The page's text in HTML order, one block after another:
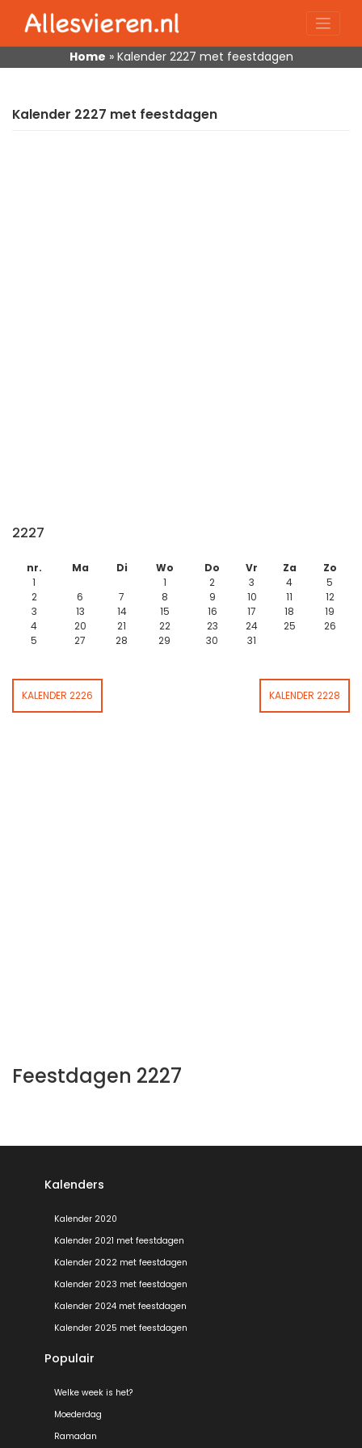
content
Home » Kalender 2227 met feestdagen
Kalender 2227 met feestdagen
2227
nr. Ma Di Wo Do Vr Za
Zo
1
1 2 3 4
5
2
6 7 8 9 10 11
12
3
13 14 15 16 17 18
19
4
20 21 22 23 24 25
26
5
27 28 29 30 31
KALENDER 2226 KALENDER 2228
Feestdagen 2227
Kalenders
Kalender 2020
Kalender 2021 met feestdagen
Kalender 2022 met feestdagen
Kalender 2023 met feestdagen
Kalender 2024 met feestdagen
Kalender 2025 met feestdagen
Populair
Welke week is het?
Moederdag
Ramadan